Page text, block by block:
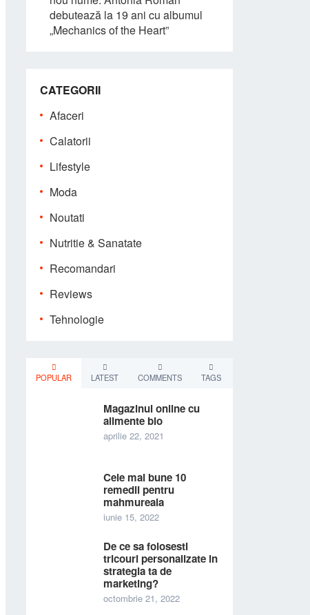
debutează la 19 ani cu albumul
„Mechanics of the Heart”
CATEGORII
Afaceri
Calatorii
Lifestyle
Moda
Noutati
Nutritie & Sanatate
Recomandari
Reviews
Tehnologie
POPULAR LATEST COMMENTS TAGS
Magazinul online cu
alimente bio
aprilie 22, 2021
Cele mai bune 10
remedii pentru
mahmureala
iunie 15, 2022
De ce sa folosesti
tricouri personalizate in
strategia ta de
marketing?
octombrie 21, 2022